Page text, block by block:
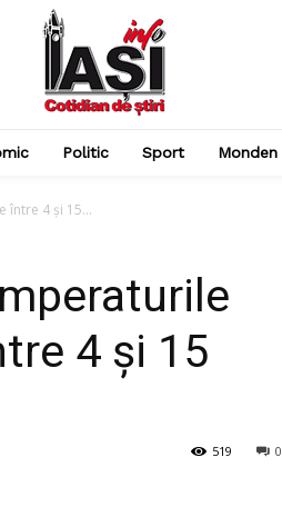
Politic Sport Monden
între 4 şi 15...
4 şi 15
0
519